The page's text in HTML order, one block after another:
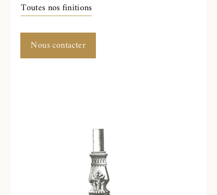
Toutes nos finitions
Nous contacter